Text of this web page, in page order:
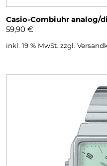
Casio-Combiuhr analog/
59,90 €
inkl. 19 % MwSt. zzgl.